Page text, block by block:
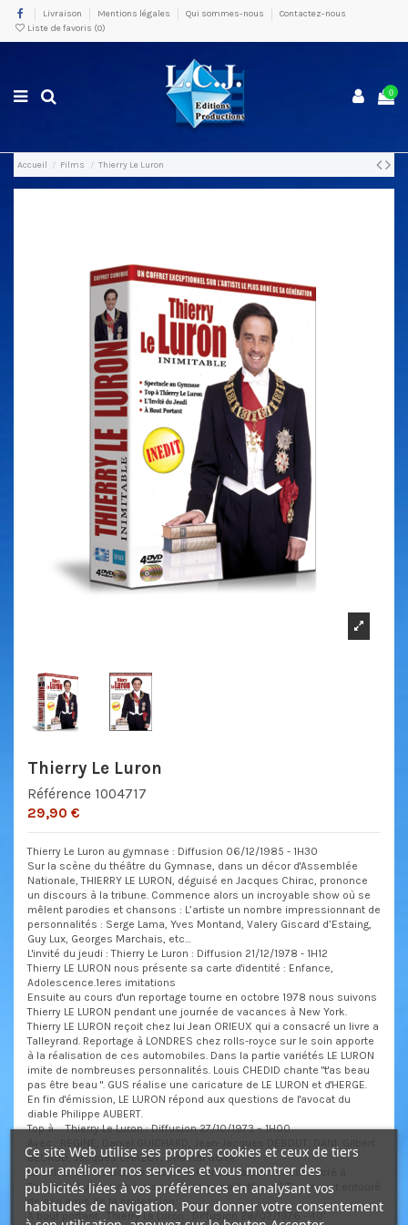
Livraison Mentions légales Qui sommes-nous
Contactez-nous
Liste de favoris (0)
0
Accueil Films Thierry Le Luron
Thierry Le Luron
Référence 1004717
29,90 €
Thierry Le Luron au gymnase : Diffusion 06/12/1985 - 1H30
Sur la scène du théâtre du Gymnase, dans un décor d'Assemblée
Nationale, THIERRY LE LURON, déguisé en Jacques Chirac, prononce
un discours à la tribune. Commence alors un incroyable show où se
mêlent parodies et chansons : L’artiste un nombre impressionnant de
personnalités : Serge Lama, Yves Montand, Valery Giscard d’Estaing,
Guy Lux, Georges Marchais, etc…
L'invité du jeudi : Thierry Le Luron : Diffusion 21/12/1978 - 1H12
Thierry LE LURON nous présente sa carte d'identité : Enfance,
Adolescence.1eres imitations
Ensuite au cours d'un reportage tourne en octobre 1978 nous suivons
Thierry LE LURON pendant une journée de vacances à New York.
Thierry LE LURON reçoit chez lui Jean ORIEUX qui a consacré un livre a
Talleyrand. Reportage à LONDRES chez rolls-royce sur le soin apporte
à la réalisation de ces automobiles. Dans la partie variétés LE LURON
imite de nombreuses personnalités. Louis CHEDID chante "t'as beau
pas être beau ". GUS réalise une caricature de LE LURON et d'HERGE.
En fin d'émission, LE LURON répond aux questions de l'avocat du
diable Philippe AUBERT.
Top à … Thierry Le Luron : Diffusion 27/10/1973 – 1H00
BECAUD, Jacques CHAZOT, Chantal GOYA
La célèbre émission de Gilbert et Maritie Carpentier consacré à
Thierry Le Luron. Une émission tout en paillettes où Thierry est entouré
de ses amis de la profession.
A bout portant : Thierry Le Luron : Diffusion 28/02/1976 - 40’
Ce site Web utilise ses propres cookies et ceux de tiers
pour améliorer nos services et vous montrer des
publicités liées à vos préférences en analysant vos
habitudes de navigation. Pour donner votre consentement